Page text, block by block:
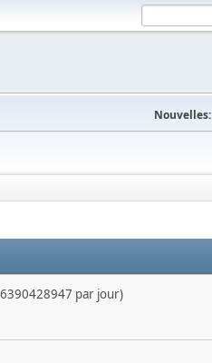
Nouvelles:
par jour)